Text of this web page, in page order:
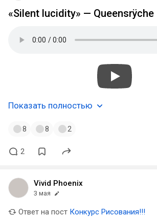
«Silent lucidity» — Queensrÿche
Показать полностью
8 8 2
2
Vivid Phoenix
3 мая
Ответ на пост Конкурс Рисования!!!